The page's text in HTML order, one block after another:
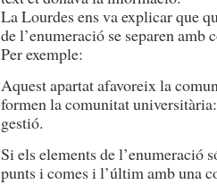
La Lourdes ens va explicar que
de l’enumeració se separen amb
Per exemple:
Aquest apartat afavoreix la
formen la comunitat
gestió.
Si els elements de l’enumeració
punts i comes i l’últim amb una